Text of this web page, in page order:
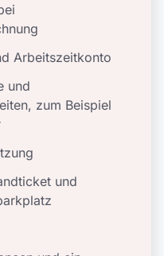
Arbeitszeitkonto
und
zum Beispiel
und